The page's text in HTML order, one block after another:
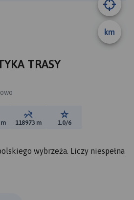
km
TRASY
przewyższeń:Suma spadków:
118973 m Ocena trasy:
1.0/6
wybrzeża. Liczy niespełna